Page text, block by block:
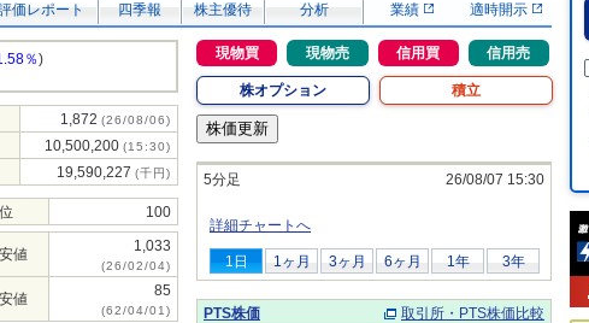
価レポート 四季報 株主優待 分析 業績 適時開示
％)
1,872 (26/08/06)
10,500,200 (15:30)
19,590,227 (千円)
100
値 1,033
(26/02/04)
値 85
(62/04/01)
現物買 現物売 信用買 信用売
株オプション 積立
5分足 26/08/07 15:30
詳細チャートへ
1日 1ヶ月 3ヶ月 6ヶ月 1年 3年
PTS株価
取引所・PTS株価比較